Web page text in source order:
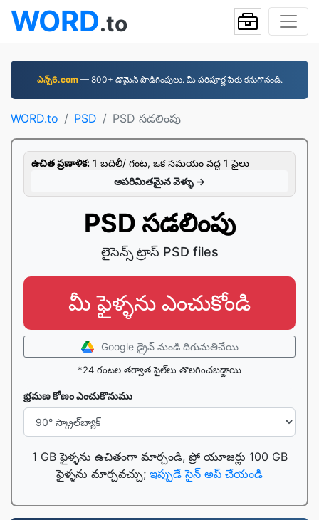
WORD.to
ఎన్స్6.com—⁠ 800+ డొమైన్ పొడిగింపులు. మీ పరిపూర్ణ పేరు కనుగొనండి.
WORD.to PSD PSD సడలింపు
ఉచిత ప్రణాళిక: 1 బదిలీ/ గంట, ఒక సమయం వద్ద 1 ఫైలు
అపరిమితమైన వెళ్ళు →
PSD సడలింపు
లైసెన్స్ ట్రాస్ PSD files
మీ ఫైళ్ళను ఎంచుకోండి
Google డ్రైవ్ నుండి దిగుమతిచేయి
*24 గంటల తర్వాత ఫైల్‌లు తొలగించబడ్డాయి
భ్రమణ కోణం ఎంచుకొనుము
1 GB ఫైళ్ళను ఉచితంగా మార్చండి, ప్రో యూజర్లు 100 GB
ఫైళ్ళను మార్చవచ్చు; ఇప్పుడే సైన్ అప్ చేయండి